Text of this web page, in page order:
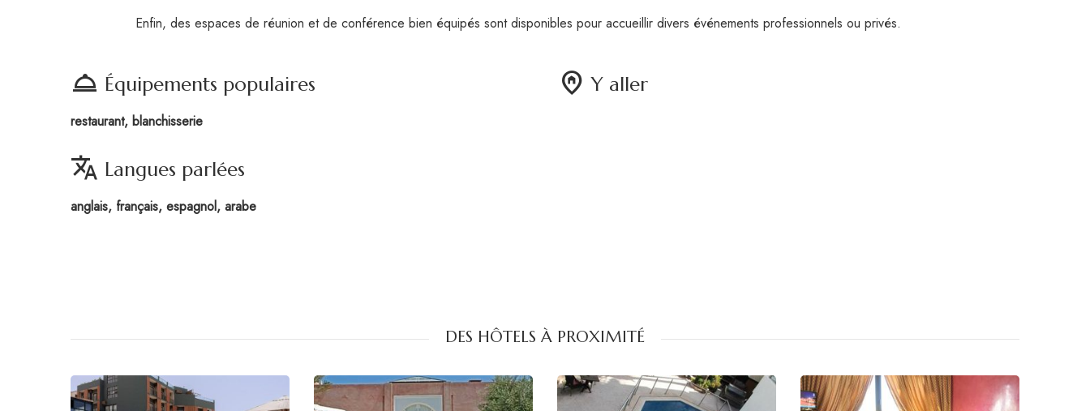
Enfin, des espaces de réunion et de conférence bien équipés sont disponibles pour accueillir divers événements professionnels ou privés.
room_service Équipements populaires
restaurant, blanchisserie
translate Langues parlées
anglais, français, espagnol, arabe
home_pin Y aller
DES HÔTELS À PROXIMITÉ